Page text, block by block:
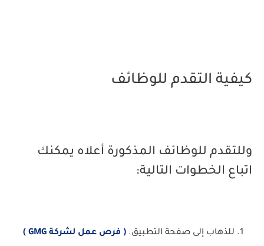
كيفية التقدم للوظائف
وللتقدم للوظائف المذكورة أعلاه يمكنك
اتباع الخطوات التالية:
للذهاب إلى صفحة التطبيق. ( فرص عمل لشركة GMG )